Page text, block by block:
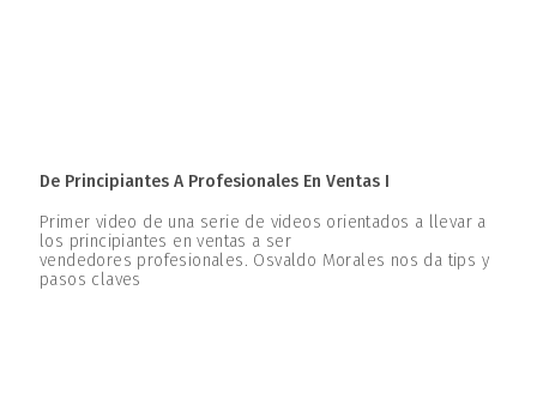
De Principiantes A Profesionales En Ventas I
Primer video de una serie de videos orientados a llevar a
los principiantes en ventas a ser
vendedores profesionales. Osvaldo Morales nos da tips y
pasos claves